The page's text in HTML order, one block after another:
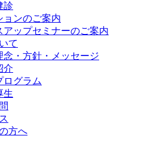
診
ョンのご案内
アップセミナーのご案内
て
念・方針・メッセージ
介
ログラム
生
方へ